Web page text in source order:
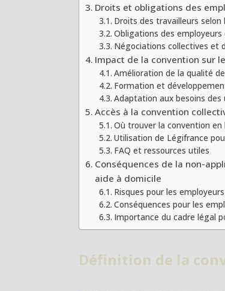
Droits et obligations des
Droits des travailleurs selon
Obligations des employeurs
Négociations collectives et
Impact de la convention sur
Amélioration de la qualité
Formation et
Adaptation aux besoins des
Accès à la convention
Où trouver la convention en
Utilisation de Légifrance
FAQ et ressources utiles
Conséquences de la non-
aide à domicile
Risques pour les employeurs
Conséquences pour les
Importance du cadre légal
Définition de la